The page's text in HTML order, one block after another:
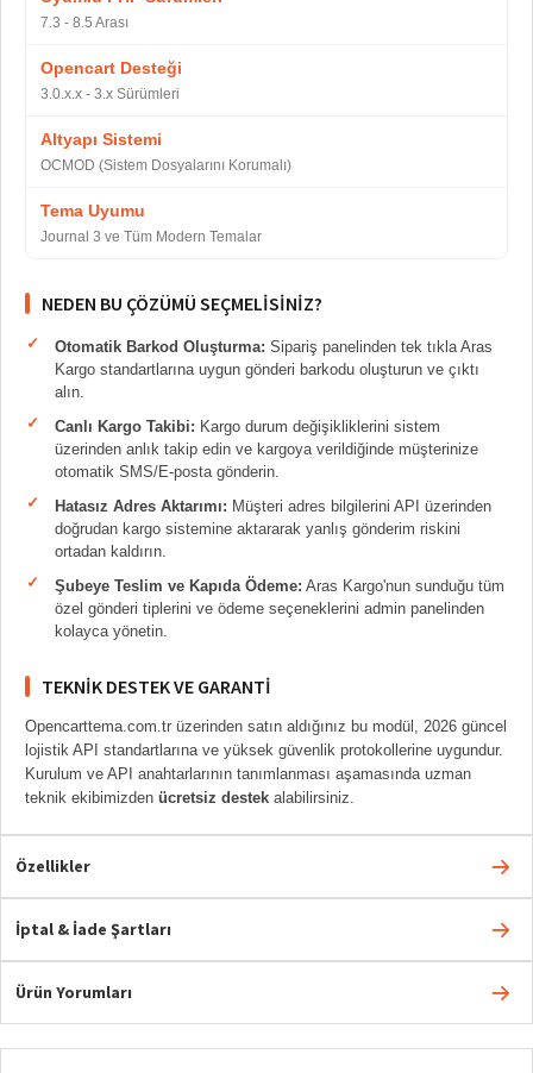
7.3 - 8.5 Arası
Opencart Desteği
3.0.x.x - 3.x Sürümleri
Altyapı Sistemi
OCMOD (Sistem Dosyalarını Korumalı)
Tema Uyumu
Journal 3 ve Tüm Modern Temalar
NEDEN BU ÇÖZÜMÜ SEÇMELISINIZ?
Otomatik Barkod Oluşturma: Sipariş panelinden tek tıkla Aras
Kargo standartlarına uygun gönderi barkodu oluşturun ve çıktı
alın.
Canlı Kargo Takibi: Kargo durum değişikliklerini sistem
üzerinden anlık takip edin ve kargoya verildiğinde müşterinize
otomatik SMS/E-posta gönderin.
Hatasız Adres Aktarımı: Müşteri adres bilgilerini API üzerinden
doğrudan kargo sistemine aktararak yanlış gönderim riskini
ortadan kaldırın.
Şubeye Teslim ve Kapıda Ödeme: Aras Kargo'nun sunduğu tüm
özel gönderi tiplerini ve ödeme seçeneklerini admin panelinden
kolayca yönetin.
TEKNIK DESTEK VE GARANTI
Opencarttema.com.tr üzerinden satın aldığınız bu modül, 2026 güncel
lojistik API standartlarına ve yüksek güvenlik protokollerine uygundur.
Kurulum ve API anahtarlarının tanımlanması aşamasında uzman
teknik ekibimizden ücretsiz destek alabilirsiniz.
Özellikler
İptal & İade Şartları
Ürün Yorumları